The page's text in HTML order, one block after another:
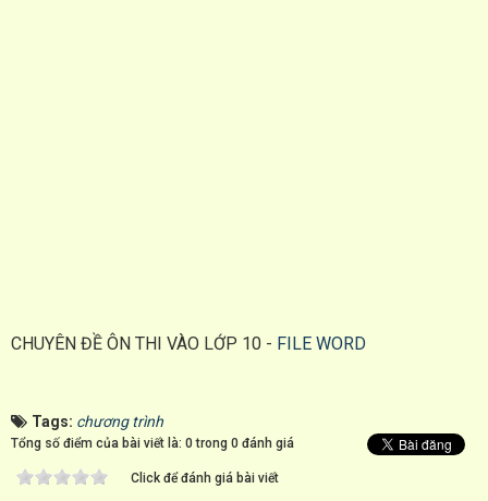
CHUYÊN ĐỀ ÔN THI VÀO LỚP 10 - FILE WORD
Tags: chương trình
Tổng số điểm của bài viết là: 0 trong 0 đánh giá
Click để đánh giá bài viết